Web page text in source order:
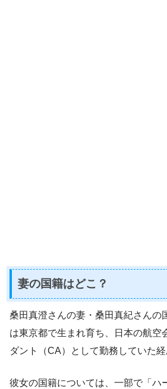
妻の国籍はどこ？
桑田真澄さんの妻・桑田真紀さんの
は東京都で生まれ育ち、日本の航空
ダント（CA）として勤務していた経
彼女の国籍については、一部で「ハ